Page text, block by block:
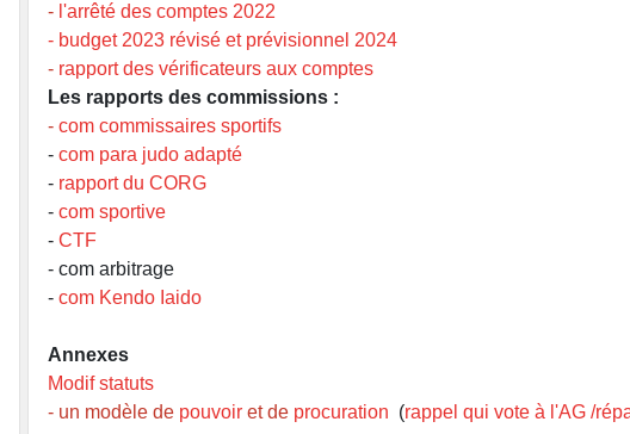
- l'arrêté des comptes 2022
- budget 2023 révisé et prévisionnel 2024
- rapport des vérificateurs aux comptes
Les rapports des commissions :
- com commissaires sportifs
- com para judo adapté
- rapport du CORG
- com sportive
- CTF
- com arbitrage
- com Kendo Iaido
Annexes
Modif statuts
- un modèle de pouvoir et de procuration (rappel qui vote à l'AG /